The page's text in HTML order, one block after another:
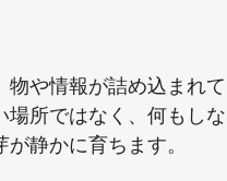
や情報が詰め込まれて
場所ではなく、何もしな
静かに育ちます。